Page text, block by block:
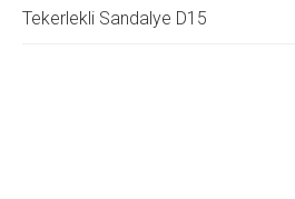
Tekerlekli Sandalye D15